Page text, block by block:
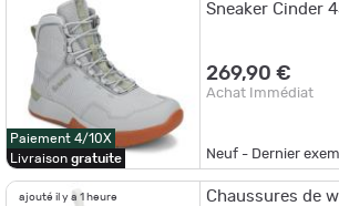
Paiement 4/10X
Livraison gratuite
Sneaker Cinder
269,90 €
Achat Immédiat
Neuf - Dernier
ajouté il y a 1 heure
Chaussures de